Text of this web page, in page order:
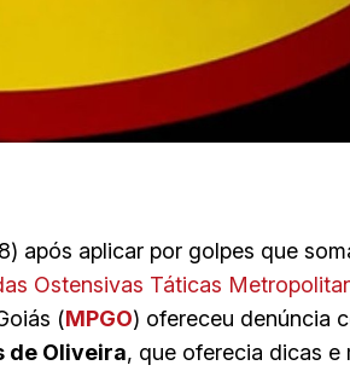
após aplicar por golpes que
Ostensivas Táticas
(MPGO) ofereceu denúncia
de Oliveira, que oferecia dicas e